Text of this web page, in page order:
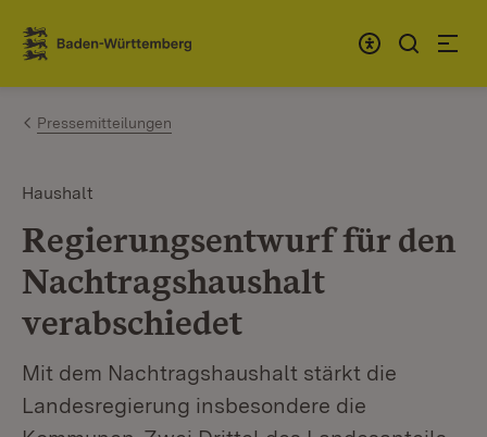
Zum Inhalt springen
Link zur Startseite
Pressemitteilungen
Haushalt
Regierungsentwurf für den
Nachtragshaushalt
verabschiedet
Mit dem Nachtragshaushalt stärkt die
Landesregierung insbesondere die